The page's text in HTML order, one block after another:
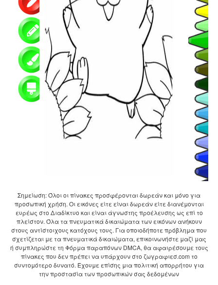
Σημείωση: Όλοι οι πίνακες προσφέρονται δωρεάν και μόνο για
προσωπική χρήση. Οι εικόνες είτε είναι δωρεάν είτε διανέμονται
ευρέως στο Διαδίκτυο και είναι άγνωστης προέλευσης ως επί το
πλείστον. Όλα τα πνευματικά δικαιώματα των εικόνων ανήκουν
στους αντίστοιχους κατόχους τους. Για οποιοδήποτε πρόβλημα που
σχετίζεται με τα πνευματικά δικαιώματα, επικοινωνήστε μαζί μας
ή συμπληρώστε τη Φόρμα παραπόνων DMCA, θα αφαιρέσουμε τους
πίνακες που δεν πρέπει να υπάρχουν στο ζωγραφιεσ.com το
συντομότερο δυνατό. Έχουμε επίσης μια πολιτική απορρήτου για
την προστασία των προσωπικών σας δεδομένων